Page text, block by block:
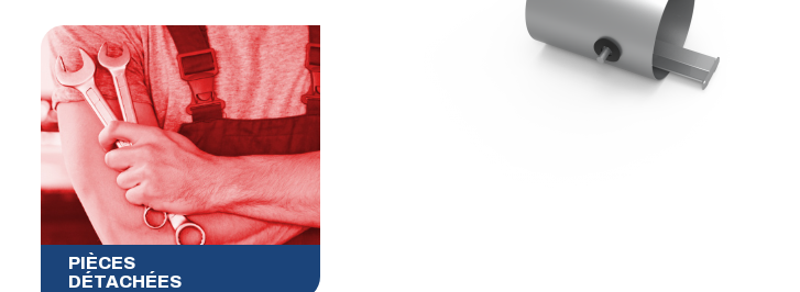
PIÈCES
DÉTACHÉES